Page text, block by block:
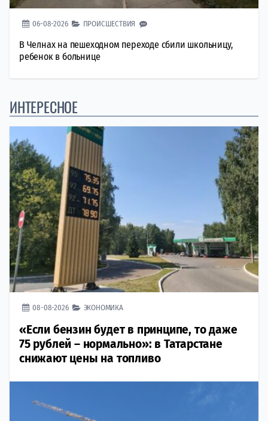
06-08-2026 ПРОИСШЕСТВИЯ
В Челнах на пешеходном переходе сбили школьницу,
ребенок в больнице
ИНТЕРЕСНОЕ
08-08-2026 ЭКОНОМИКА
«Если бензин будет в принципе, то даже
75 рублей – нормально»: в Татарстане
снижают цены на топливо